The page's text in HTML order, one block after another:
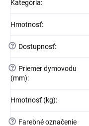
Kategória:
Hmotnosť:
? Dostupnosť:
?
Priemer dymovodu
(mm):
Hmotnosť (kg):
?
Farebné označenie